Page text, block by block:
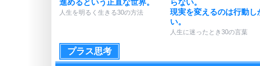
進めるという正直な世界。
人生を明るく生きる30の方法
らない。
現実を変えるのは行動し
い。
人生に迷ったとき30の言葉
プラス思考